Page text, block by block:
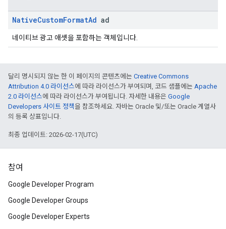
NativeCustomFormatAd ad
네이티브 광고 애셋을 포함하는 객체입니다.
달리 명시되지 않는 한 이 페이지의 콘텐츠에는 Creative Commons
Attribution 4.0 라이선스에 따라 라이선스가 부여되며, 코드 샘플에는 Apache
2.0 라이선스에 따라 라이선스가 부여됩니다. 자세한 내용은 Google
Developers 사이트 정책을 참조하세요. 자바는 Oracle 및/또는 Oracle 계열사
의 등록 상표입니다.
최종 업데이트: 2026-02-17(UTC)
참여
Google Developer Program
Google Developer Groups
Google Developer Experts